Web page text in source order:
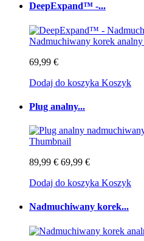
DeepExpand™ -...
69,99 €
Dodaj do koszyka Koszyk
Plug analny...
89,99 € 69,99 €
Dodaj do koszyka Koszyk
Nadmuchiwany korek...